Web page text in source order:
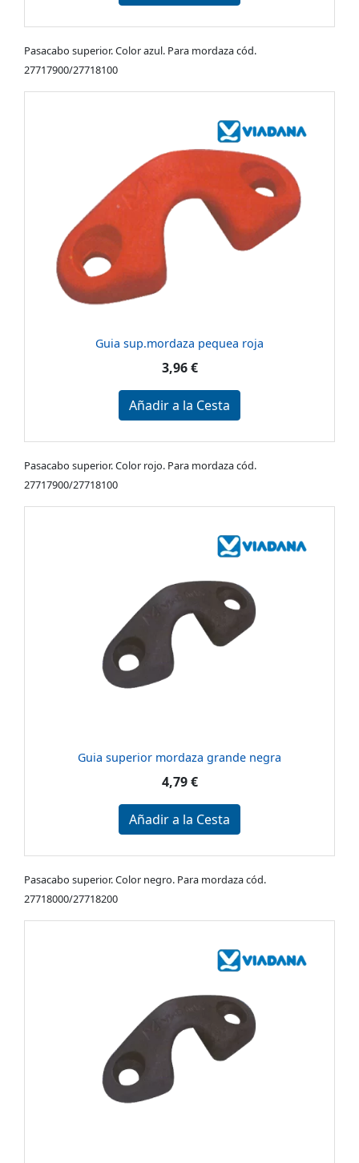
Pasacabo superior. Color azul. Para mordaza cód.
27717900/27718100
Guia sup.mordaza pequea roja
3,96 €
Añadir a la Cesta
Pasacabo superior. Color rojo. Para mordaza cód.
27717900/27718100
Guia superior mordaza grande negra
4,79 €
Añadir a la Cesta
Pasacabo superior. Color negro. Para mordaza cód.
27718000/27718200